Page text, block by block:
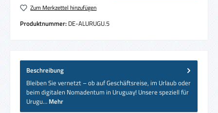
Zum Merkzettel hinzufügen
Produktnummer: DE-ALURUGU.5
Beschreibung
Bleiben Sie vernetzt – ob auf Geschäftsreise, im Urlaub oder
beim digitalen Nomadentum in Uruguay! Unsere speziell für
Urugu… Mehr